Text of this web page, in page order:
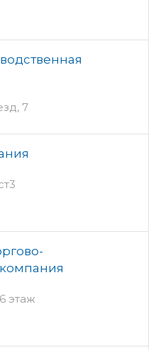
7
этаж